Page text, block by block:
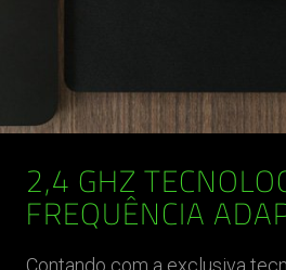
2,4 GHZ
FREQUÊNCIA
Contando com a exclusiva